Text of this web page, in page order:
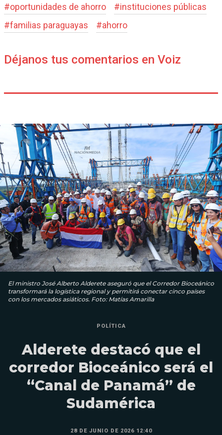
#oportunidades de ahorro #instituciones públicas
#familias paraguayas #ahorro
Déjanos tus comentarios en Voiz
El ministro José Alberto Alderete aseguró que el Corredor Bioceánico
transformará la logística regional y permitirá conectar cinco países
con los mercados asiáticos. Foto: Matías Amarilla
POLÍTICA
Alderete destacó que el
corredor Bioceánico será el
“Canal de Panamá” de
Sudamérica
28 DE JUNIO DE 2026 12:40